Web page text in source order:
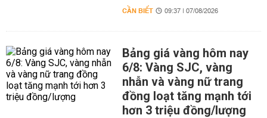
CẦN BIẾT 09:37 | 07/08/2026
Bảng giá vàng hôm nay
6/8: Vàng SJC, vàng
nhẫn và vàng nữ trang
đồng loạt tăng mạnh tới
hơn 3 triệu đồng/lượng